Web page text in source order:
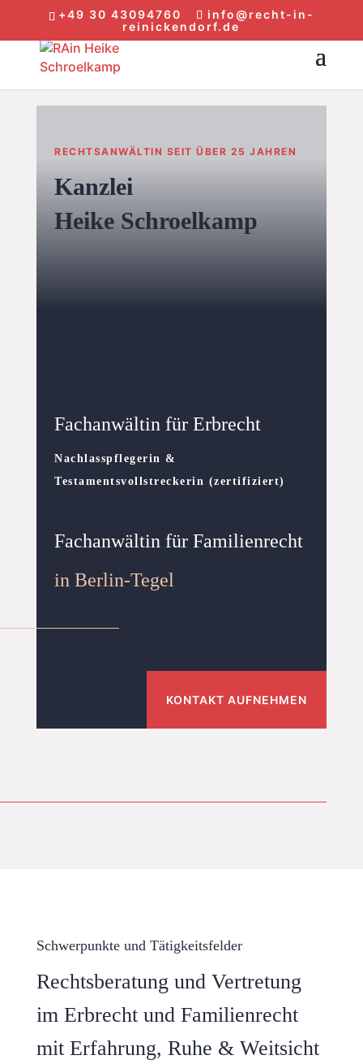
+49 30 43094760
info@recht-in-
reinickendorf.de
RECHTSANWÄLTIN SEIT ÜBER 25 JAHREN
Kanzlei
Heike Schroelkamp
Fachanwältin für Erbrecht
Nachlasspflegerin &
Testamentsvollstreckerin (zertifiziert)
Fachanwältin für Familienrecht
in Berlin-Tegel
KONTAKT AUFNEHMEN
Schwerpunkte und Tätigkeitsfelder
Rechtsberatung und Vertretung
im Erbrecht und Familienrecht
mit Erfahrung, Ruhe & Weitsicht